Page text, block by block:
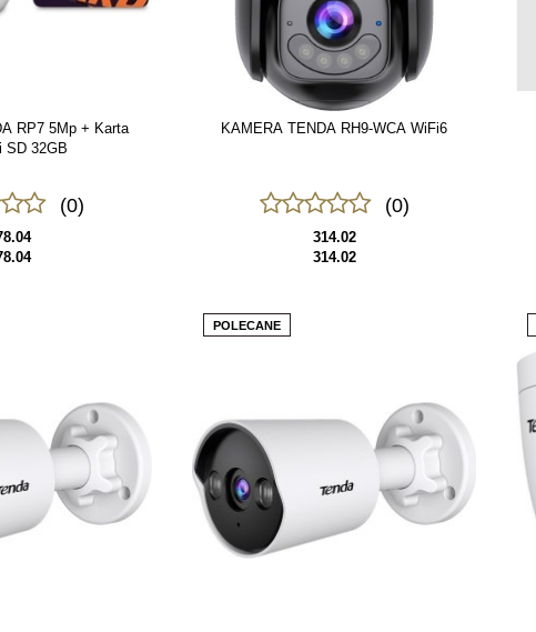
RP7 5Mp + Karta
SD 32GB
(0)
KAMERA TENDA RH9-WCA WiFi6
(0)
314.02
314.02
POLECANE